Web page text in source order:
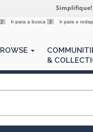
Simplifique!
2 Ir para a busca 3 Ir para o
&